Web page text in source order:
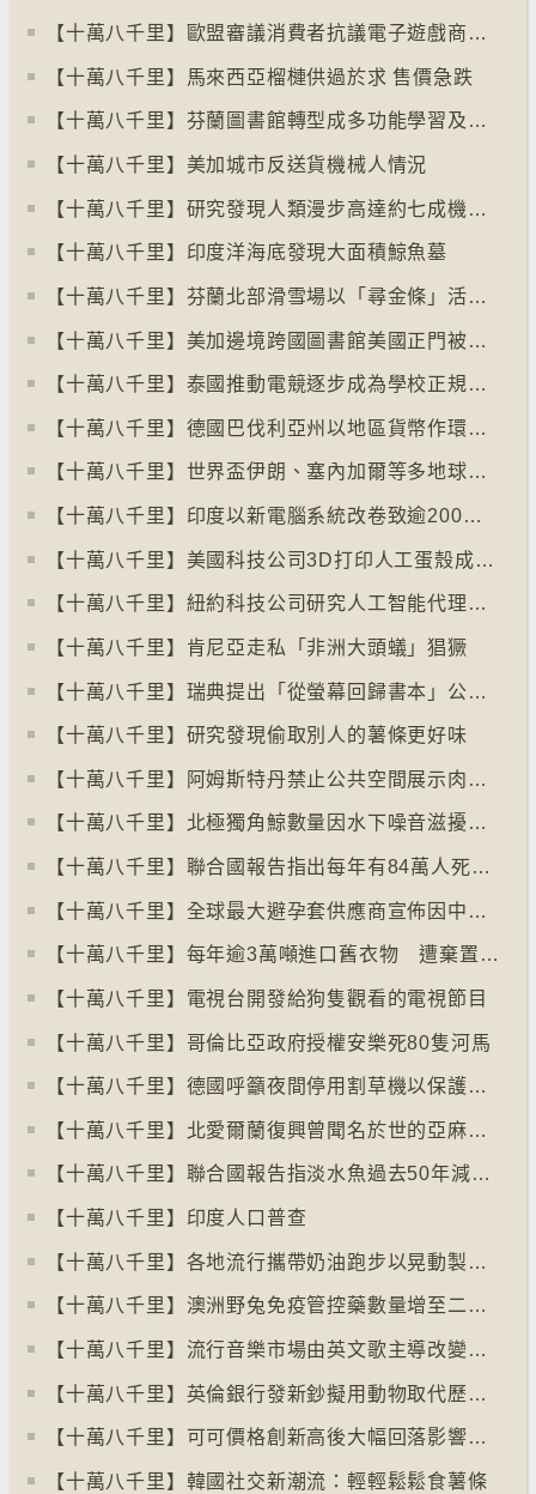
【十萬八千里】歐盟審議消費者抗議電子遊戲商關閉伺服器
【十萬八千里】馬來西亞榴槤供過於求 售價急跌
【十萬八千里】芬蘭圖書館轉型成多功能學習及娛樂中心
【十萬八千里】美加城市反送貨機械人情況
【十萬八千里】研究發現人類漫步高達約七成機率「逆時針」行走
【十萬八千里】印度洋海底發現大面積鯨魚墓
【十萬八千里】芬蘭北部滑雪場以「尋金條」活動吸引遊客
【十萬八千里】美加邊境跨國圖書館美國正門被禁另開「加拿大」門
【十萬八千里】泰國推動電競逐步成為學校正規課程
【十萬八千里】德國巴伐利亞州以地區貨幣作環保金融工具
【十萬八千里】世界盃伊朗、塞內加爾等多地球迷入境美國極有可能被拒絕入境
【十萬八千里】印度以新電腦系統改卷致逾200萬考生成績或有出錯
【十萬八千里】美國科技公司3D打印人工蛋殼成功孵化小雞
【十萬八千里】紐約科技公司研究人工智能代理失控情況
【十萬八千里】肯尼亞走私「非洲大頭蟻」猖獗
【十萬八千里】瑞典提出「從螢幕回歸書本」公帑購買實體書
【十萬八千里】研究發現偷取別人的薯條更好味
【十萬八千里】阿姆斯特丹禁止公共空間展示肉類和化石燃料廣告已促進碳中和
【十萬八千里】北極獨角鯨數量因水下噪音滋擾而減少
【十萬八千里】聯合國報告指出每年有84萬人死於工作情況欠佳
【十萬八千里】全球最大避孕套供應商宣佈因中東戰事漲價
【十萬八千里】每年逾3萬噸進口舊衣物 遭棄置於智利北部沙漠
【十萬八千里】電視台開發給狗隻觀看的電視節目
【十萬八千里】哥倫比亞政府授權安樂死80隻河馬
【十萬八千里】德國呼籲夜間停用割草機以保護刺蝟等動物
【十萬八千里】北愛爾蘭復興曾聞名於世的亞麻布產業
【十萬八千里】聯合國報告指淡水魚過去50年減少逾八成
【十萬八千里】印度人口普查
【十萬八千里】各地流行攜帶奶油跑步以晃動製造新鮮牛油
【十萬八千里】澳洲野兔免疫管控藥數量增至二億隻
【十萬八千里】流行音樂市場由英文歌主導改變為多國語言歌曲
【十萬八千里】英倫銀行發新鈔擬用動物取代歷史人物
【十萬八千里】可可價格創新高後大幅回落影響農民生計
【十萬八千里】韓國社交新潮流：輕輕鬆鬆食薯條